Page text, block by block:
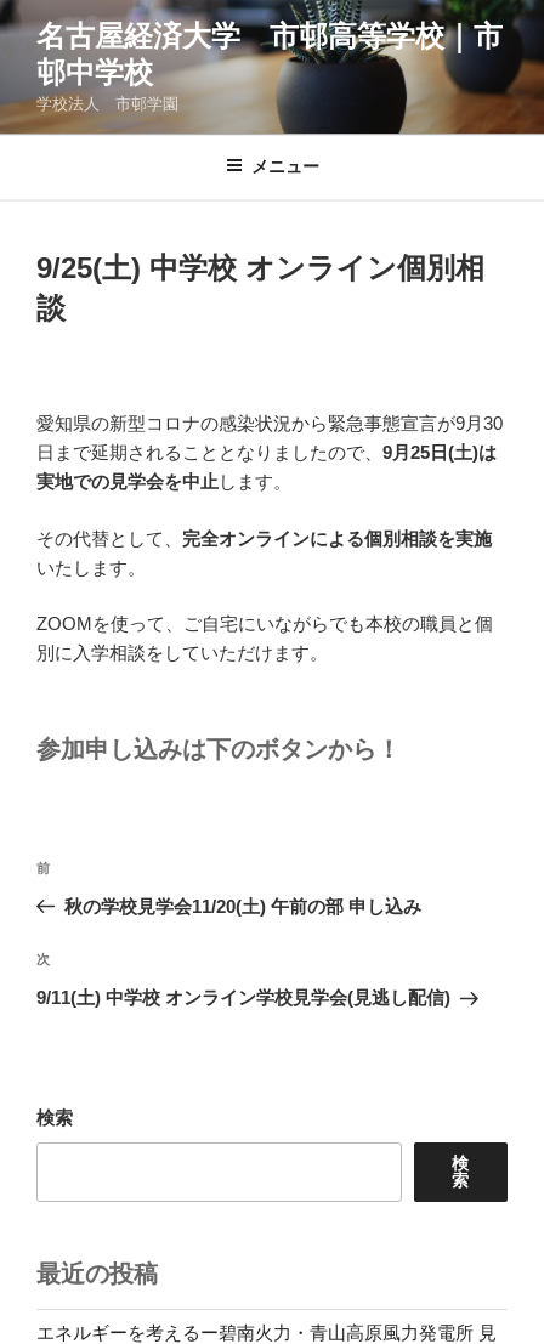
コ
ン
ツ
名古屋経済大学 市邨高等学校｜市
邨中学校
学校法人 市邨学園
メニュー
9/25(土) 中学校 オンライン個別相
談
愛知県の新型コロナの感染状況から緊急事態宣言が9月30
日まで延期されることとなりましたので、 9月25日(土)は
実地での見学会を中止 します。
その代替として、 完全オンラインによる個別相談を実施
いたします。
ZOOMを使って、ご自宅にいながらでも本校の職員と個
別に入学相談をしていただけます。
参加申し込みは下のボタンから！
投
ナ
ビ
ゲ
ン
前
の
稿
前
秋の学校見学会11/20(土) 午前の部 申し込み
次
の
次
9/11(土) 中学校 オンライン学校見学会(見逃し配信)
検索
検
索
最近の投稿
エネルギーを考えるー碧南火力・青山高原風力発電所 見